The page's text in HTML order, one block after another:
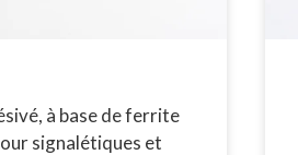
à base de ferrite
signalétiques et